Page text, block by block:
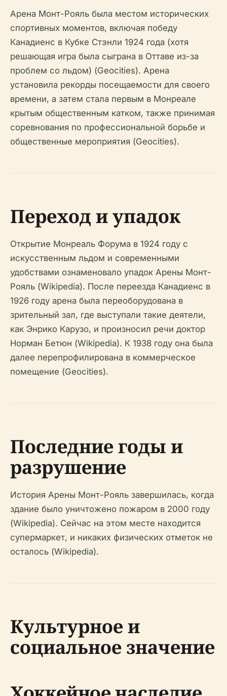
Арена Монт-Рояль была местом исторических
спортивных моментов, включая победу
Канадиенс в Кубке Стэнли 1924 года (хотя
решающая игра была сыграна в Оттаве из-за
проблем со льдом) (Geocities). Арена
установила рекорды посещаемости для своего
времени, а затем стала первым в Монреале
крытым общественным катком, также принимая
соревнования по профессиональной борьбе и
общественные мероприятия (Geocities).
Переход и упадок
Открытие Монреаль Форума в 1924 году с
искусственным льдом и современными
удобствами ознаменовало упадок Арены Монт-
Рояль (Wikipedia). После переезда Канадиенс в
1926 году арена была переоборудована в
зрительный зал, где выступали такие деятели,
как Энрико Карузо, и произносил речи доктор
Норман Бетюн (Wikipedia). К 1938 году она была
далее перепрофилирована в коммерческое
помещение (Geocities).
Последние годы и
разрушение
История Арены Монт-Рояль завершилась, когда
здание было уничтожено пожаром в 2000 году
(Wikipedia). Сейчас на этом месте находится
супермаркет, и никаких физических отметок не
осталось (Wikipedia).
Культурное и
социальное значение